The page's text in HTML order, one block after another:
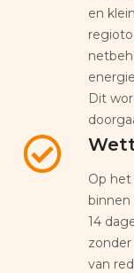
en
Dit
Op
binnen
14
van